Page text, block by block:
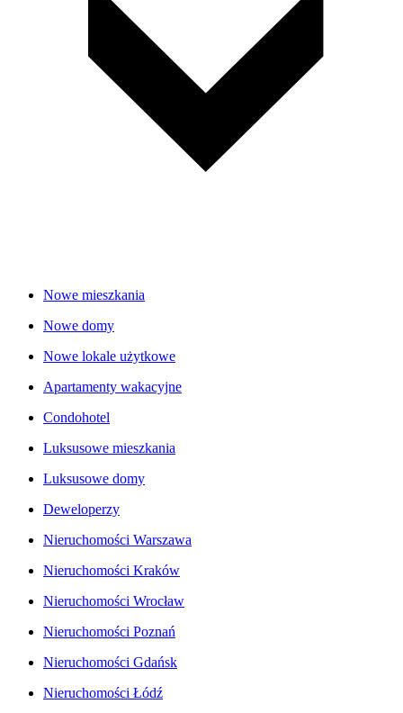
Nowe mieszkania
Nowe domy
Nowe lokale użytkowe
Apartamenty wakacyjne
Condohotel
Luksusowe mieszkania
Luksusowe domy
Deweloperzy
Nieruchomości Warszawa
Nieruchomości Kraków
Nieruchomości Wrocław
Nieruchomości Poznań
Nieruchomości Gdańsk
Nieruchomości Łódź